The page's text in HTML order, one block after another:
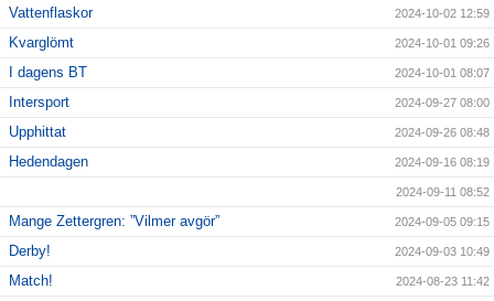
Vattenflaskor 2024-10-02 12:59
Kvarglömt 2024-10-01 09:26
I dagens BT 2024-10-01 08:07
Intersport 2024-09-27 08:00
Upphittat 2024-09-26 08:48
Hedendagen 2024-09-16 08:19
2024-09-11 08:52
Mange Zettergren: ”Vilmer avgör” 2024-09-05 09:15
Derby! 2024-09-03 10:49
Match! 2024-08-23 11:42